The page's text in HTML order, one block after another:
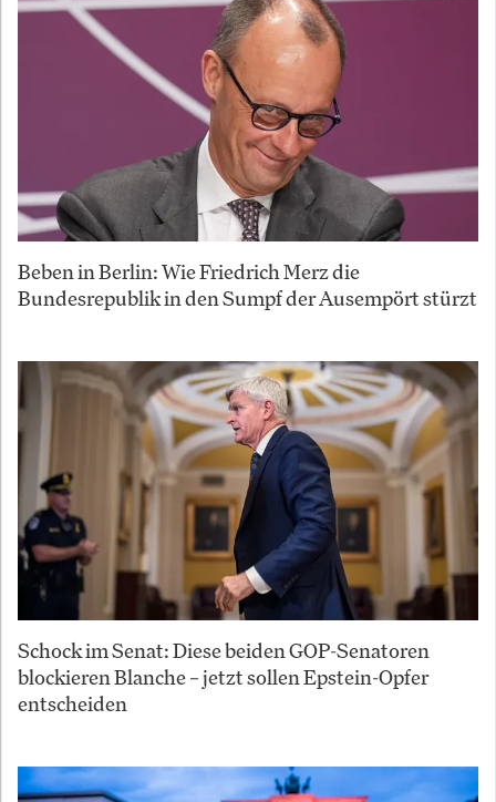
Beben in Berlin: Wie Friedrich Merz die
Bundesrepublik in den Sumpf der Ausempört stürzt
Schock im Senat: Diese beiden GOP-Senatoren
blockieren Blanche – jetzt sollen Epstein-Opfer
entscheiden